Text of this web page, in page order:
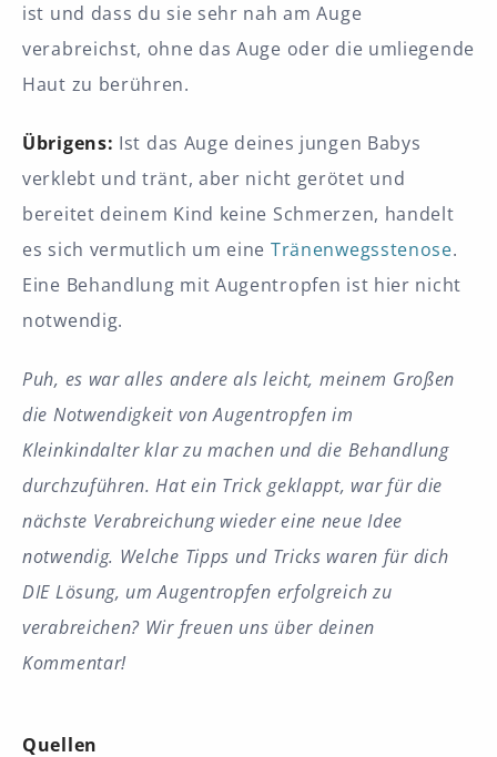
ist und dass du sie sehr nah am Auge
verabreichst, ohne das Auge oder die umliegende
Haut zu berühren.
Übrigens: Ist das Auge deines jungen Babys
verklebt und tränt, aber nicht gerötet und
bereitet deinem Kind keine Schmerzen, handelt
es sich vermutlich um eine Tränenwegsstenose.
Eine Behandlung mit Augentropfen ist hier nicht
notwendig.
Puh, es war alles andere als leicht, meinem Großen
die Notwendigkeit von Augentropfen im
Kleinkindalter klar zu machen und die Behandlung
durchzuführen. Hat ein Trick geklappt, war für die
nächste Verabreichung wieder eine neue Idee
notwendig. Welche Tipps und Tricks waren für dich
DIE Lösung, um Augentropfen erfolgreich zu
verabreichen? Wir freuen uns über deinen
Kommentar!
Quellen